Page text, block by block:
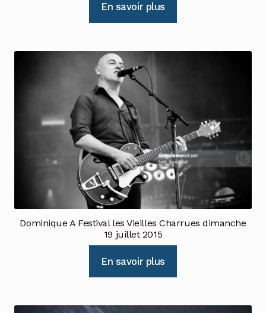
En savoir plus
Dominique A Festival les Vieilles Charrues dimanche
19 juillet 2015
En savoir plus